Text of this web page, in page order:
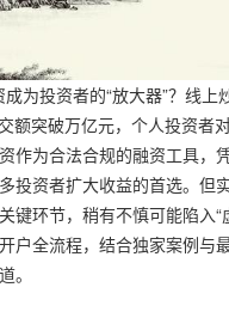
为投资者的“放大器”？线上
额突破万亿元，个人投资者
作为合法合规的融资工具，
投资者扩大收益的首选。但
键环节，稍有不慎可能陷入“
户全流程，结合独家案例与
。